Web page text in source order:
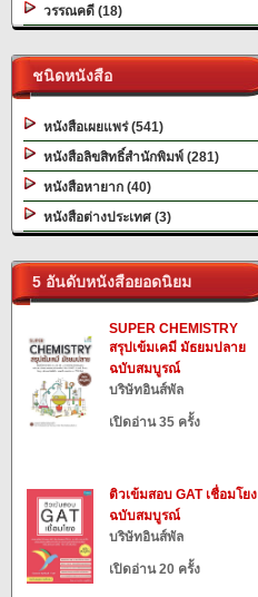
วรรณคดี (18)
ชนิดหนังสือ
หนังสือเผยแพร่ (541)
หนังสือลิขสิทธิ์สำนักพิมพ์ (281)
หนังสือหายาก (40)
หนังสือต่างประเทศ (3)
5 อันดับหนังสือยอดนิยม
SUPER CHEMISTRY
สรุปเข้มเคมี มัธยมปลาย
ฉบับสมบูรณ์
บริษัทอินส์พัล
เปิดอ่าน 35 ครั้ง
ติวเข้มสอบ GAT เชื่อมโยง
ฉบับสมบูรณ์
บริษัทอินส์พัล
เปิดอ่าน 20 ครั้ง